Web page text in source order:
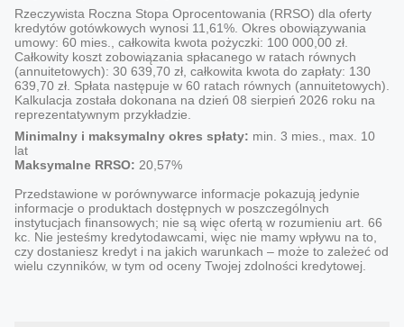
Rzeczywista Roczna Stopa Oprocentowania (RRSO) dla oferty
kredytów gotówkowych wynosi 11,61%. Okres obowiązywania
umowy: 60 mies., całkowita kwota pożyczki: 100 000,00 zł.
Całkowity koszt zobowiązania spłacanego w ratach równych
(annuitetowych): 30 639,70 zł, całkowita kwota do zapłaty: 130
639,70 zł. Spłata następuje w 60 ratach równych (annuitetowych).
Kalkulacja została dokonana na dzień 08 sierpień 2026 roku na
reprezentatywnym przykładzie.
Minimalny i maksymalny okres spłaty: min. 3 mies., max. 10
lat
Maksymalne RRSO: 20,57%
Przedstawione w porównywarce informacje pokazują jedynie
informacje o produktach dostępnych w poszczególnych
instytucjach finansowych; nie są więc ofertą w rozumieniu art. 66
kc. Nie jesteśmy kredytodawcami, więc nie mamy wpływu na to,
czy dostaniesz kredyt i na jakich warunkach – może to zależeć od
wielu czynników, w tym od oceny Twojej zdolności kredytowej.